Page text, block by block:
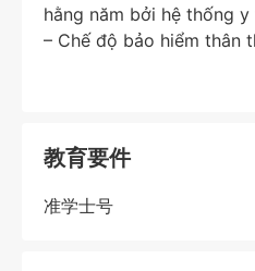
hằng năm bởi hệ thống
– Chế độ bảo hiểm thân
教育要件
准学士号